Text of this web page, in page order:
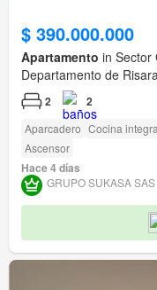
$ 390.000.000
Apartamento in Sector
Departamento de
2 2
Aparcadero Cocina
Ascensor
Hace 4 días
GRUPO SUKASA SAS